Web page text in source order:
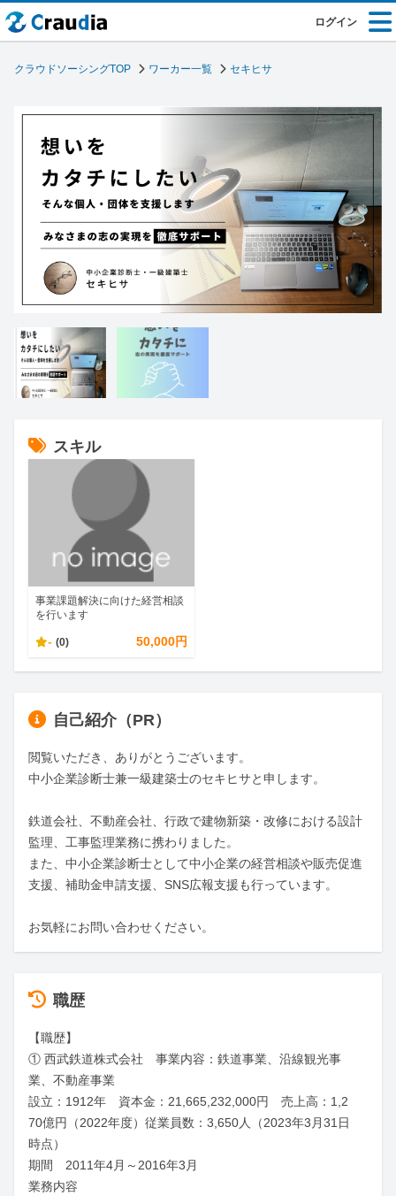
ログイン
クラウドソーシングTOP ワーカー一覧 セキヒサ
スキル
事業課題解決に向けた経営相談
を行います
- (0) 50,000円
自己紹介（PR）
閲覧いただき、ありがとうございます。
中小企業診断士兼一級建築士のセキヒサと申します。
鉄道会社、不動産会社、行政で建物新築・改修における設計
監理、工事監理業務に携わりました。
また、中小企業診断士として中小企業の経営相談や販売促進
支援、補助金申請支援、SNS広報支援も行っています。
お気軽にお問い合わせください。
職歴
【職歴】
① 西武鉄道株式会社　事業内容：鉄道事業、沿線観光事
業、不動産事業
設立：1912年　資本金：21,665,232,000円　売上高：1,2
70億円（2022年度）従業員数：3,650人（2023年3月31日
時点）
期間　2011年4月～2016年3月
業務内容